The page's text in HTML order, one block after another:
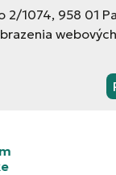
2/1074, 958 01